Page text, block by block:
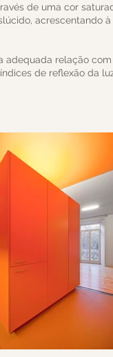
de uma cor
acrescentando
relação
de reflexão da